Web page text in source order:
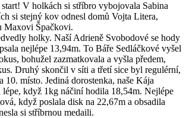
V holkách si stříbro vybojovala Sabina
si stejný kov odnesl domů Vojta Litera,
Maxovi Špačkovi.
holky. Naší Adrieně Svobodové se hody
nejlépe 13,94m. To Báře Sedláčkové vyšel
bohužel zazmatkovala a vyšla předem,
Druhý skončil v síti a třetí sice byl regulérní,
10. místo. Jediná dorostenka, naše Kája
když 1kg náčiní hodila 18,54m. Nejlépe
když poslala disk na 22,67m a obsadila
si stříbrnou medaili.